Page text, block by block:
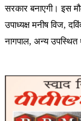
सरकार बनाएगी। इस
उपाध्यक्ष मनीष विज,
नागपाल, अन्य उपस्थित